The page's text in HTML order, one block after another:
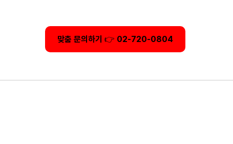
맞춤 문의하기 👉 02-720-0804